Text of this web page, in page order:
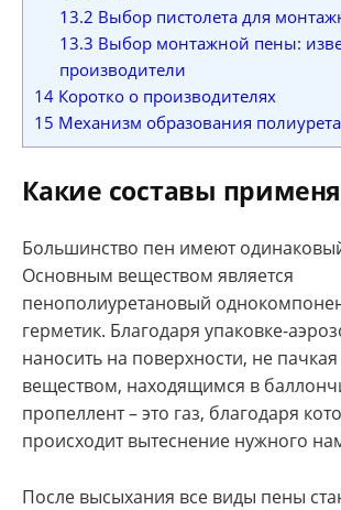
13.2 Выбор пистолета для
13.3 Выбор монтажной пены:
производители
14 Коротко о производителях
15 Механизм образования
Какие составы
Большинство пен имеют
Основным веществом является
пенополиуретановый
герметик. Благодаря упаковке-
наносить на поверхности, не
веществом, находящимся в
пропеллент – это газ, благодаря
происходит вытеснение нужного
После высыхания все виды пены